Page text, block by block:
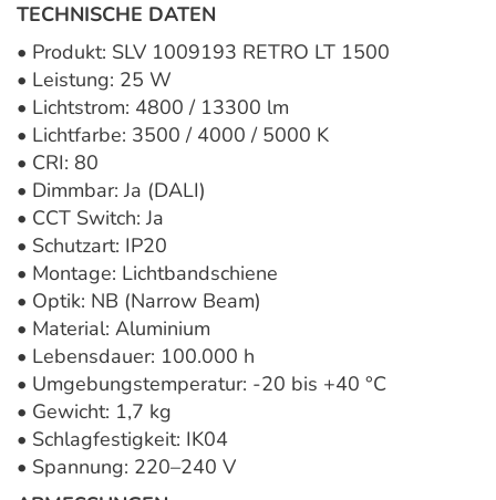
TECHNISCHE DATEN
• Produkt: SLV 1009193 RETRO LT 1500
• Leistung: 25 W
• Lichtstrom: 4800 / 13300 lm
• Lichtfarbe: 3500 / 4000 / 5000 K
• CRI: 80
• Dimmbar: Ja (DALI)
• CCT Switch: Ja
• Schutzart: IP20
• Montage: Lichtbandschiene
• Optik: NB (Narrow Beam)
• Material: Aluminium
• Lebensdauer: 100.000 h
• Umgebungstemperatur: -20 bis +40 °C
• Gewicht: 1,7 kg
• Schlagfestigkeit: IK04
• Spannung: 220–240 V